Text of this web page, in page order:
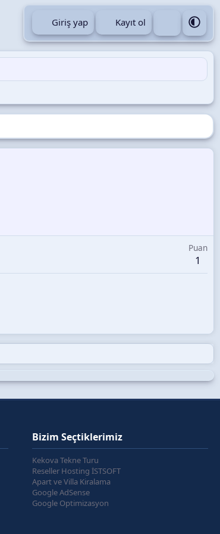
Giriş yap Kayıt ol
Puan
1
Bizim Seçtiklerimiz
Kekova Tekne Turu
Reseller Hosting İSTSOFT
Apart ve Villa Kiralama
Google AdSense
Google Optimizasyon